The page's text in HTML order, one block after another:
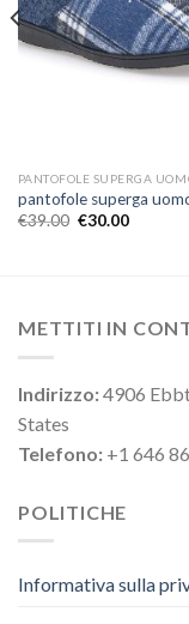
PANTOFOLE SUPERGA
pantofole superga
€39.00 €30.00
METTITI IN
Indirizzo:4906
States
Telefono: +1 646
POLITICHE
Informativa sulla